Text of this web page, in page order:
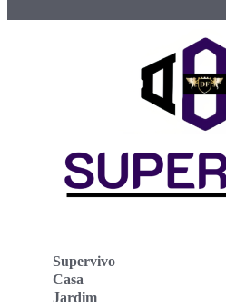
Supervivo
Casa
Jardim